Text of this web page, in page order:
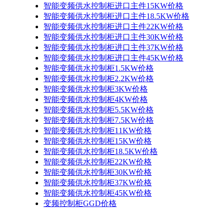
智能变频供水控制柜进口主件15KW价格
智能变频供水控制柜进口主件18.5KW价格
智能变频供水控制柜进口主件22KW价格
智能变频供水控制柜进口主件30KW价格
智能变频供水控制柜进口主件37KW价格
智能变频供水控制柜进口主件45KW价格
智能变频供水控制柜1.5KW价格
智能变频供水控制柜2.2KW价格
智能变频供水控制柜3KW价格
智能变频供水控制柜4KW价格
智能变频供水控制柜5.5KW价格
智能变频供水控制柜7.5KW价格
智能变频供水控制柜11KW价格
智能变频供水控制柜15KW价格
智能变频供水控制柜18.5KW价格
智能变频供水控制柜22KW价格
智能变频供水控制柜30KW价格
智能变频供水控制柜37KW价格
智能变频供水控制柜45KW价格
变频控制柜GGD价格